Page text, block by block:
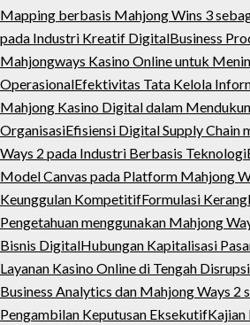
Mapping berbasis Mahjong Wins 3
pada Industri Kreatif DigitalBusiness
Mahjongways Kasino Online untuk
OperasionalEfektivitas Tata Kelola
Mahjong Kasino Digital dalam
OrganisasiEfisiensi Digital Supply Chain
Ways 2 pada Industri Berbasis Teknologi
Model Canvas pada Platform Mahjong
Keunggulan KompetitifFormulasi
Pengetahuan menggunakan Mahjong
Bisnis DigitalHubungan Kapitalisasi
Layanan Kasino Online di Tengah
Business Analytics dan Mahjong Ways 2
Pengambilan Keputusan Eksekutif